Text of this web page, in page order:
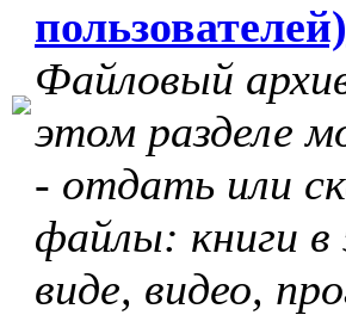
пользователей)
Файловый
этом разделе
- отдать или
файлы: книги в
виде, видео,